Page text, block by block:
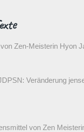
Über Kong-ans von Zen-Meisterin Hyon
Veränderung
von Zen